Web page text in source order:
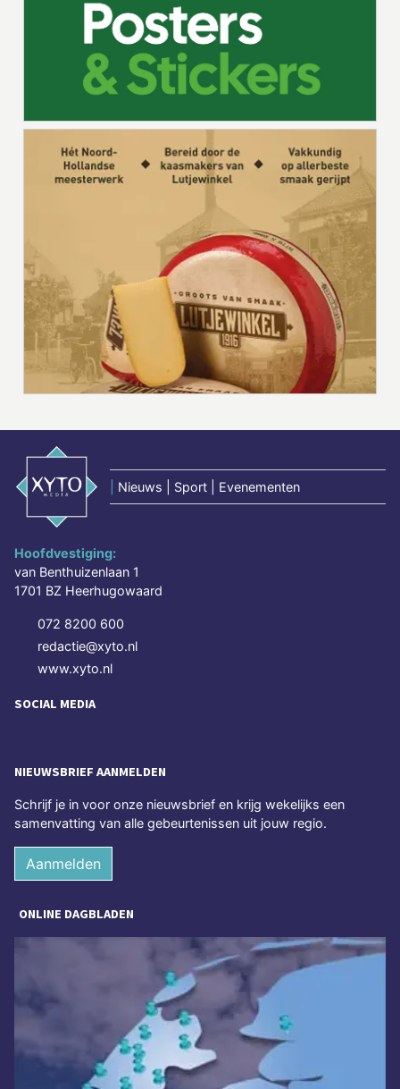
Nieuws | Sport | Evenementen
Hoofdvestiging:
van Benthuizenlaan 1
1701 BZ Heerhugowaard
072 8200 600
redactie@xyto.nl
www.xyto.nl
SOCIAL MEDIA
NIEUWSBRIEF AANMELDEN
Schrijf je in voor onze nieuwsbrief en krijg wekelijks een
samenvatting van alle gebeurtenissen uit jouw regio.
Aanmelden
ONLINE DAGBLADEN